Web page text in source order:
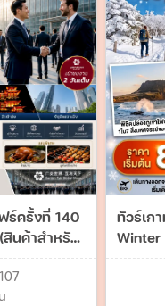
ร์ครั้งที่ 140
สินค้าสำหรับ
ไม่
ทัวร์เก
Winter